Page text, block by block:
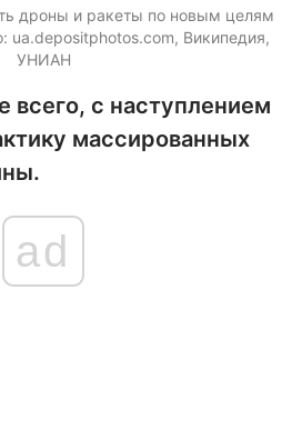
дроны и ракеты по новым целям
ua.depositphotos.com, Википедия,
УНИАН
всего, с наступлением
массированных
ad